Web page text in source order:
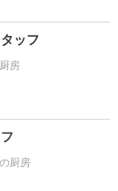
ッフ
房
厨房